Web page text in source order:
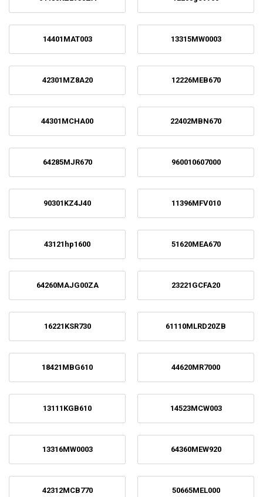
14401MAT003 13315MW0003
42301MZ8A20 12226MEB670
44301MCHA00 22402MBN670
64285MJR670 960010607000
90301KZ4J40 11396MFV010
43121hp1600 51620MEA670
64260MAJG00ZA 23221GCFA20
16221KSR730 61110MLRD20ZB
18421MBG610 44620MR7000
13111KGB610 14523MCW003
13316MW0003 64360MEW920
42312MCB770 50665MEL000